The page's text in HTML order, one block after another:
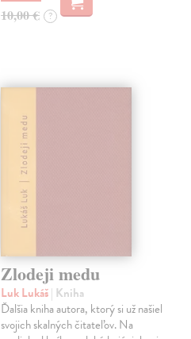
10,00 € ?
Zlodeji medu
Luk Lukáš| Kniha
Ďalšia kniha autora, ktorý si už našiel
svojich skalných čitateľov. Na